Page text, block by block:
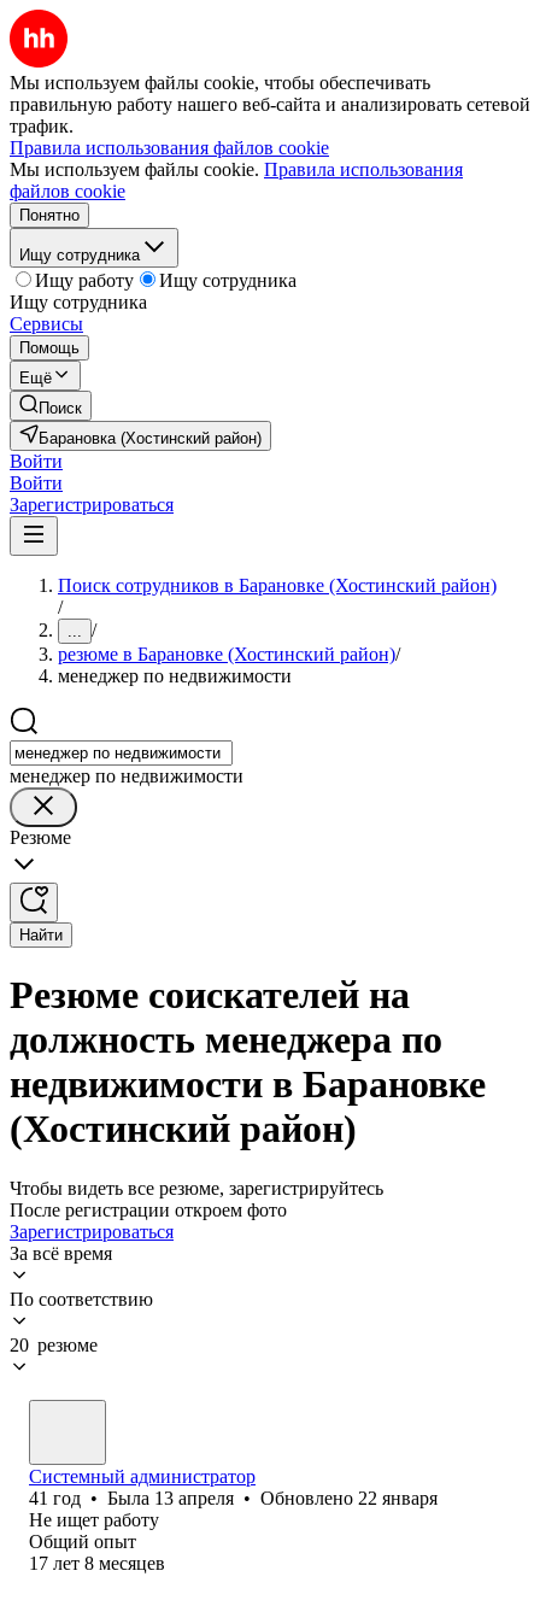
Мы используем файлы cookie, чтобы обеспечивать
правильную работу нашего веб-сайта и анализировать сетевой
трафик.
Правила использования файлов cookie
Мы используем файлы cookie. Правила использования
файлов cookie
Понятно
Ищу сотрудника
Ищу работу
Ищу сотрудника
Ищу сотрудника
Сервисы
Помощь
Ещё
Поиск
Барановка (Хостинский район)
Войти
Войти
Зарегистрироваться
Поиск сотрудников в Барановке (Хостинский район)
/
... /
резюме в Барановке (Хостинский район)/
менеджер по недвижимости
менеджер по недвижимости
Резюме
Найти
Резюме соискателей на
должность менеджера по
недвижимости в Барановке
(Хостинский район)
Чтобы видеть все резюме, зарегистрируйтесь
После регистрации откроем фото
Зарегистрироваться
За всё время
По соответствию
20 резюме
Системный администратор
41 год • Была 13 апреля • Обновлено 22 января
Не ищет работу
Общий опыт
17 лет 8 месяцев